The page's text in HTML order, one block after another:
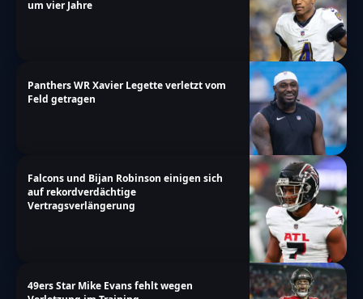
um vier Jahre
Panthers WR Xavier Legette verletzt vom
Feld getragen
Falcons und Bijan Robinson einigen sich
auf rekordverdächtige
Vertragsverlängerung
49ers Star Mike Evans fehlt wegen